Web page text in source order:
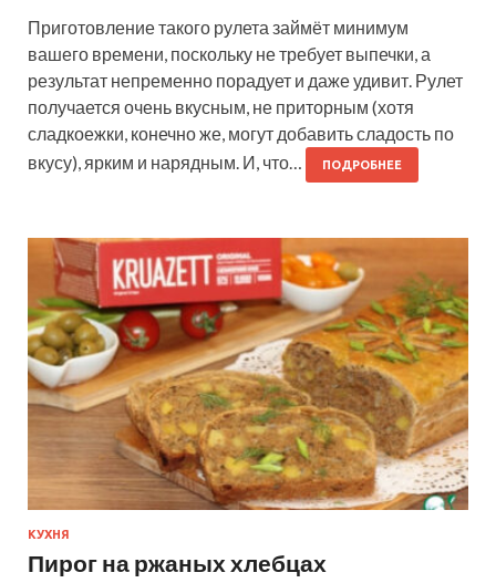
Приготовление такого рулета займёт минимум
вашего времени, поскольку не требует выпечки, а
результат непременно порадует и даже удивит. Рулет
получается очень вкусным, не приторным (хотя
сладкоежки, конечно же, могут добавить сладость по
вкусу), ярким и нарядным. И, что…
ПОДРОБНЕЕ
КУХНЯ
Пирог на ржаных хлебцах